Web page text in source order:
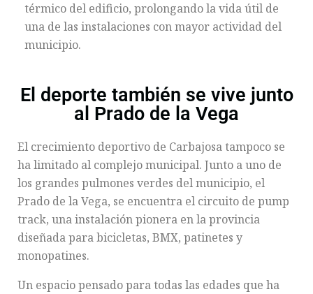
térmico del edificio, prolongando la vida útil de
una de las instalaciones con mayor actividad del
municipio.
El deporte también se vive junto
al Prado de la Vega
El crecimiento deportivo de Carbajosa tampoco se
ha limitado al complejo municipal. Junto a uno de
los grandes pulmones verdes del municipio, el
Prado de la Vega, se encuentra el circuito de pump
track, una instalación pionera en la provincia
diseñada para bicicletas, BMX, patinetes y
monopatines.
Un espacio pensado para todas las edades que ha